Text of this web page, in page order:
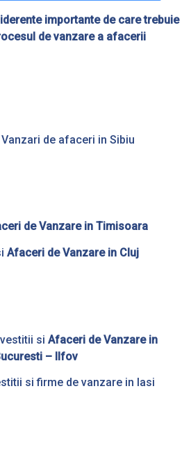
importante de care trebuie
de vanzare a afacerii
de afaceri in Sibiu
de Vanzare in Timisoara
Afaceri de Vanzare in Cluj
si Afaceri de Vanzare in
– Ilfov
si firme de vanzare in Iasi